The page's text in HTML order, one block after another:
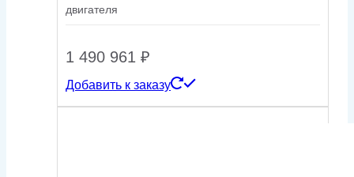
двигателя
1 490 961 ₽
Добавить к заказу